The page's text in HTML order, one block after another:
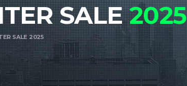
SALE2025
SALE 2025